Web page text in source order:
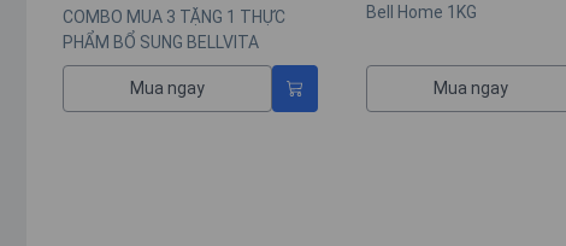
COMBO MUA 3 TẶNG 1 THỰC
PHẨM BỔ SUNG BELLVITA
NUTRITIOUS MEAL
Mua ngay
Bell Home 1KG
Mua ngay